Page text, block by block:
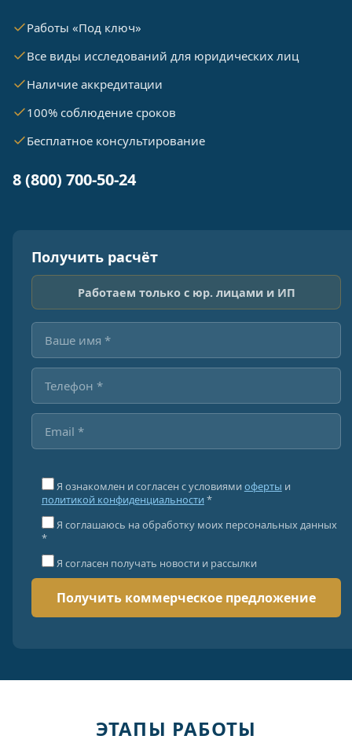
Работы «Под ключ»
Все виды исследований для юридических лиц
Наличие аккредитации
100% соблюдение сроков
Бесплатное консультирование
8 (800) 700-50-24
Получить расчёт
Работаем только с юр. лицами и ИП
Я ознакомлен и согласен с условиями оферты и
политикой конфиденциальности *
Я соглашаюсь на обработку моих персональных данных
*
Я согласен получать новости и рассылки
ЭТАПЫ РАБОТЫ